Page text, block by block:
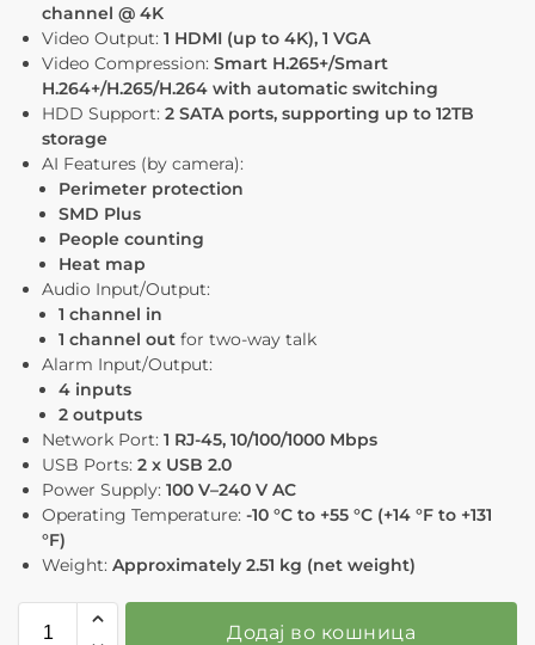
channel @ 4K
Video Output: 1 HDMI (up to 4K), 1 VGA
Video Compression: Smart H.265+/Smart
H.264+/H.265/H.264 with automatic switching
HDD Support: 2 SATA ports, supporting up to 12TB
storage
AI Features (by camera):
Perimeter protection
SMD Plus
People counting
Heat map
Audio Input/Output:
1 channel in
1 channel out for two-way talk
Alarm Input/Output:
4 inputs
2 outputs
Network Port: 1 RJ-45, 10/100/1000 Mbps
USB Ports: 2 x USB 2.0
Power Supply: 100 V–240 V AC
Operating Temperature: -10 °C to +55 °C (+14 °F to +131
°F)
Weight: Approximately 2.51 kg (net weight)
Додај во кошница